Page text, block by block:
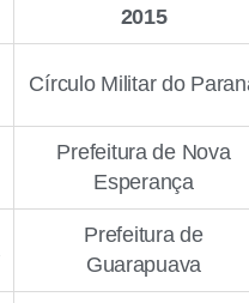
2015
Círculo Militar do
Prefeitura de Nova
Esperança
Prefeitura de
Guarapuava